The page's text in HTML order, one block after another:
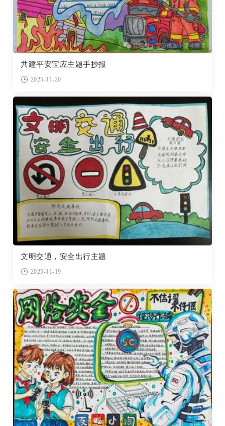
共建平安宝应主题手抄报
2025-11-20
文明交通，安全出行主题
2025-11-19